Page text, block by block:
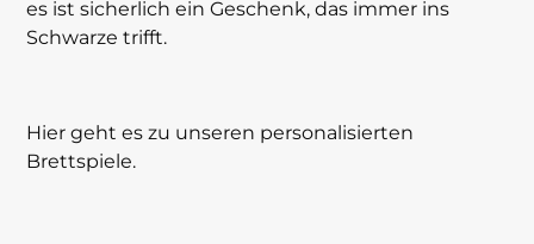
es ist sicherlich ein Geschenk, das immer ins
Schwarze trifft.
Hier geht es zu unseren personalisierten
Brettspiele.